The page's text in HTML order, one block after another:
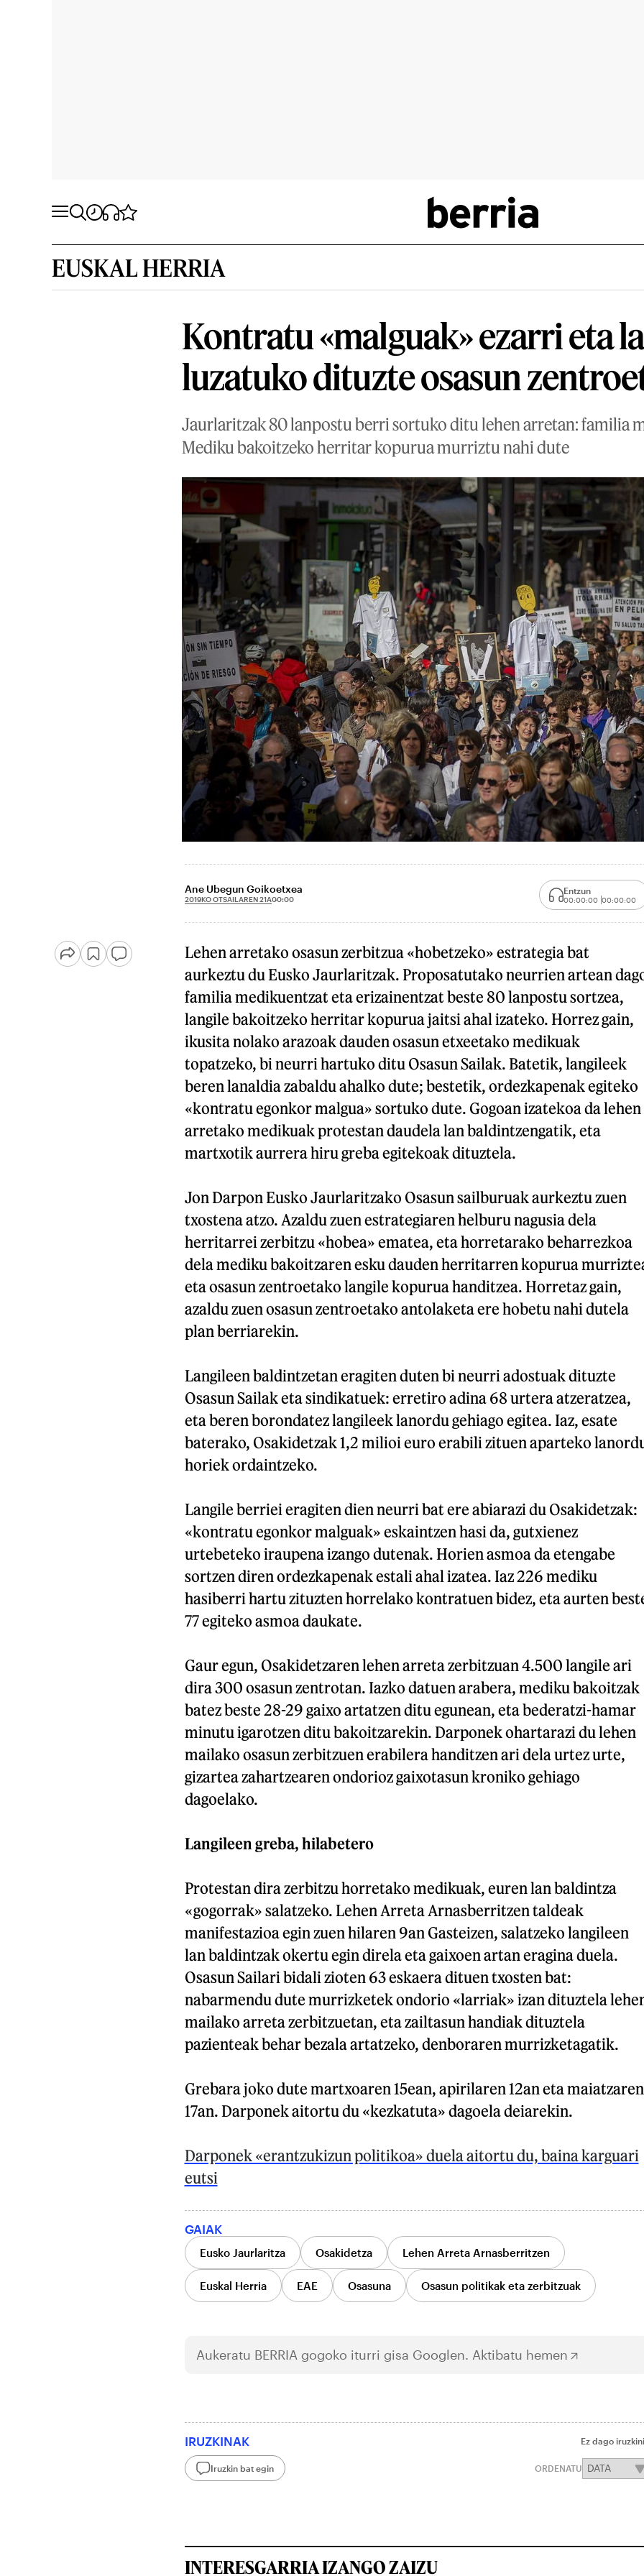
EUSKAL HERRIA
Kontratu «malguak» ezarri eta
luzatuko dituzte osasun
Jaurlaritzak 80 lanpostu berri sortuko ditu lehen arretan: familia
Mediku bakoitzeko herritar kopurua murriztu nahi dute
Ane Ubegun Goikoetxea
2019KO OTSAILAREN 21A00:00
Entzun
00:00:00 00:00:00
Lehen arretako osasun zerbitzua «hobetzeko» estrategia bat
aurkeztu du Eusko Jaurlaritzak. Proposatutako neurrien artean
familia medikuentzat eta erizainentzat beste 80 lanpostu sortzea,
langile bakoitzeko herritar kopurua jaitsi ahal izateko. Horrez gain,
ikusita nolako arazoak dauden osasun etxeetako medikuak
topatzeko, bi neurri hartuko ditu Osasun Sailak. Batetik, langileek
beren lanaldia zabaldu ahalko dute; bestetik, ordezkapenak egiteko
«kontratu egonkor malgua» sortuko dute. Gogoan izatekoa da lehen
arretako medikuak protestan daudela lan baldintzengatik, eta
martxotik aurrera hiru greba egitekoak dituztela.
Jon Darpon Eusko Jaurlaritzako Osasun sailburuak aurkeztu zuen
txostena atzo. Azaldu zuen estrategiaren helburu nagusia dela
herritarrei zerbitzu «hobea» ematea, eta horretarako beharrezkoa
dela mediku bakoitzaren esku dauden herritarren kopurua
eta osasun zentroetako langile kopurua handitzea. Horretaz gain,
azaldu zuen osasun zentroetako antolaketa ere hobetu nahi dutela
plan berriarekin.
Langileen baldintzetan eragiten duten bi neurri adostuak dituzte
Osasun Sailak eta sindikatuek: erretiro adina 68 urtera atzeratzea,
eta beren borondatez langileek lanordu gehiago egitea. Iaz, esate
baterako, Osakidetzak 1,2 milioi euro erabili zituen aparteko
horiek ordaintzeko.
Langile berriei eragiten dien neurri bat ere abiarazi du Osakidetzak:
«kontratu egonkor malguak» eskaintzen hasi da, gutxienez
urtebeteko iraupena izango dutenak. Horien asmoa da etengabe
sortzen diren ordezkapenak estali ahal izatea. Iaz 226 mediku
hasiberri hartu zituzten horrelako kontratuen bidez, eta aurten
77 egiteko asmoa daukate.
Gaur egun, Osakidetzaren lehen arreta zerbitzuan 4.500 langile ari
dira 300 osasun zentrotan. Iazko datuen arabera, mediku bakoitzak
batez beste 28-29 gaixo artatzen ditu egunean, eta bederatzi-hamar
minutu igarotzen ditu bakoitzarekin. Darponek ohartarazi du lehen
mailako osasun zerbitzuen erabilera handitzen ari dela urtez urte,
gizartea zahartzearen ondorioz gaixotasun kroniko gehiago
dagoelako.
Langileen greba, hilabetero
Protestan dira zerbitzu horretako medikuak, euren lan baldintza
«gogorrak» salatzeko. Lehen Arreta Arnasberritzen taldeak
manifestazioa egin zuen hilaren 9an Gasteizen, salatzeko langileen
lan baldintzak okertu egin direla eta gaixoen artan eragina duela.
Osasun Sailari bidali zioten 63 eskaera dituen txosten bat:
nabarmendu dute murrizketek ondorio «larriak» izan dituztela
mailako arreta zerbitzuetan, eta zailtasun handiak dituztela
pazienteak behar bezala artatzeko, denboraren murrizketagatik.
Grebara joko dute martxoaren 15ean, apirilaren 12an eta maiatzaren
17an. Darponek aitortu du «kezkatuta» dagoela deiarekin.
Darponek «erantzukizun politikoa» duela aitortu du, baina karguari
eutsi
GAIAK
Eusko Jaurlaritza Osakidetza Lehen Arreta Arnasberritzen
Euskal Herria EAE Osasuna Osasun politikak eta zerbitzuak
Aukeratu BERRIA gogoko iturri gisa Googlen. Aktibatu hemen
IRUZKINAK Ez dago
Iruzkin bat egin ORDENATU
INTERESGARRIA IZANGO ZAIZU